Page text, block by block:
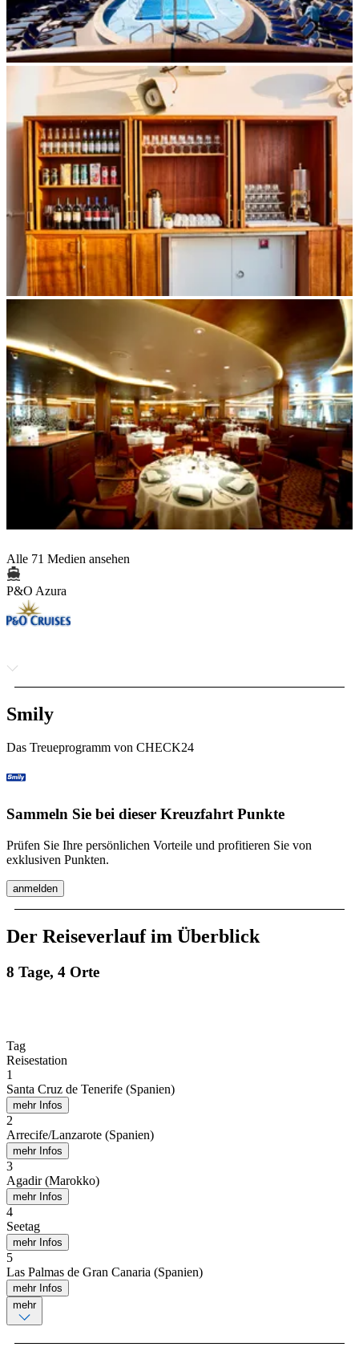
Alle 71 Medien ansehen
P&O Azura
Smily
Das Treueprogramm von CHECK24
Sammeln Sie bei dieser Kreuzfahrt Punkte
Prüfen Sie Ihre persönlichen Vorteile und profitieren Sie von
exklusiven Punkten.
anmelden
Der Reiseverlauf im Überblick
8 Tage, 4 Orte
Tag
Reisestation
1
Santa Cruz de Tenerife (Spanien)
mehr Infos
2
Arrecife/Lanzarote (Spanien)
mehr Infos
3
Agadir (Marokko)
mehr Infos
4
Seetag
mehr Infos
5
Las Palmas de Gran Canaria (Spanien)
mehr Infos
mehr